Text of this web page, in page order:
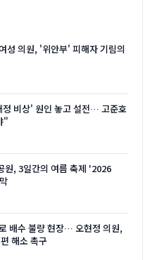
성 의원, '위안부' 피해자 기림의
정 비상' 원인 놓고 설전… 고준호
"
원, 3일간의 여름 축제 '2026
배수 불량 현장… 오현정 의원,
해소 촉구